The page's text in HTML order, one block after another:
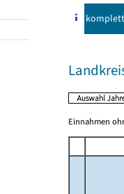
komplett
Einnahmen